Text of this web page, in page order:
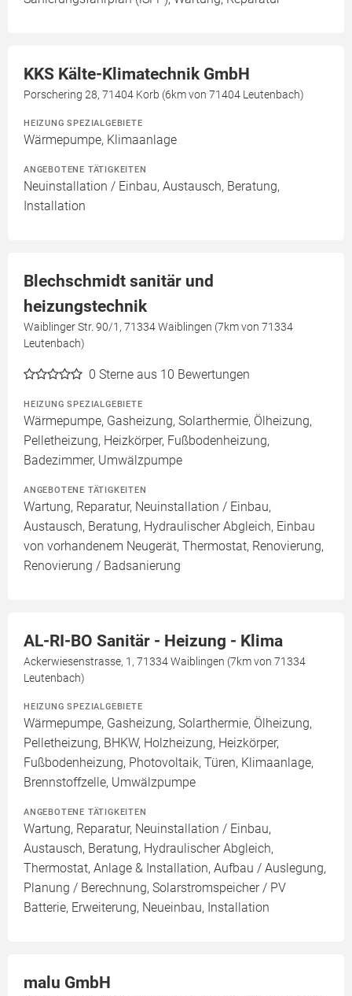
KKS Kälte-Klimatechnik GmbH
Porschering 28, 71404 Korb (6km von 71404 Leutenbach)
HEIZUNG SPEZIALGEBIETE
Wärmepumpe, Klimaanlage
ANGEBOTENE TÄTIGKEITEN
Neuinstallation / Einbau, Austausch, Beratung,
Installation
Blechschmidt sanitär und
heizungstechnik
Waiblinger Str. 90/1, 71334 Waiblingen (7km von 71334
Leutenbach)
0 Sterne aus 10 Bewertungen
HEIZUNG SPEZIALGEBIETE
Wärmepumpe, Gasheizung, Solarthermie, Ölheizung,
Pelletheizung, Heizkörper, Fußbodenheizung,
Badezimmer, Umwälzpumpe
ANGEBOTENE TÄTIGKEITEN
Wartung, Reparatur, Neuinstallation / Einbau,
Austausch, Beratung, Hydraulischer Abgleich, Einbau
von vorhandenem Neugerät, Thermostat, Renovierung,
Renovierung / Badsanierung
AL-RI-BO Sanitär - Heizung - Klima
Ackerwiesenstrasse, 1, 71334 Waiblingen (7km von 71334
Leutenbach)
HEIZUNG SPEZIALGEBIETE
Wärmepumpe, Gasheizung, Solarthermie, Ölheizung,
Pelletheizung, BHKW, Holzheizung, Heizkörper,
Fußbodenheizung, Photovoltaik, Türen, Klimaanlage,
Brennstoffzelle, Umwälzpumpe
ANGEBOTENE TÄTIGKEITEN
Wartung, Reparatur, Neuinstallation / Einbau,
Austausch, Beratung, Hydraulischer Abgleich,
Thermostat, Anlage & Installation, Aufbau / Auslegung,
Planung / Berechnung, Solarstromspeicher / PV
Batterie, Erweiterung, Neueinbau, Installation
malu GmbH